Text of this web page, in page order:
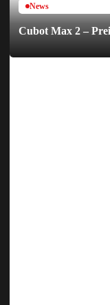
News
Cubot Max 2 –